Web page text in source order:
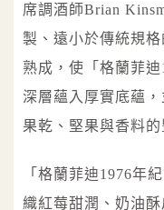
席調酒師Brian
製、遠小於傳統規
熟成，使「格蘭菲迪
深層蘊入厚實底蘊
果乾、堅果與香料的
「格蘭菲迪1976年
織紅莓甜潤、奶油